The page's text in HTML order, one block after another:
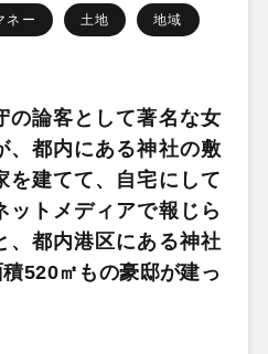
ネー 土地 地域
の論客として著名な女
、都内にある神社の敷
を建てて、自宅にして
ットメディアで報じら
、都内港区にある神社
520㎡もの豪邸が建っ